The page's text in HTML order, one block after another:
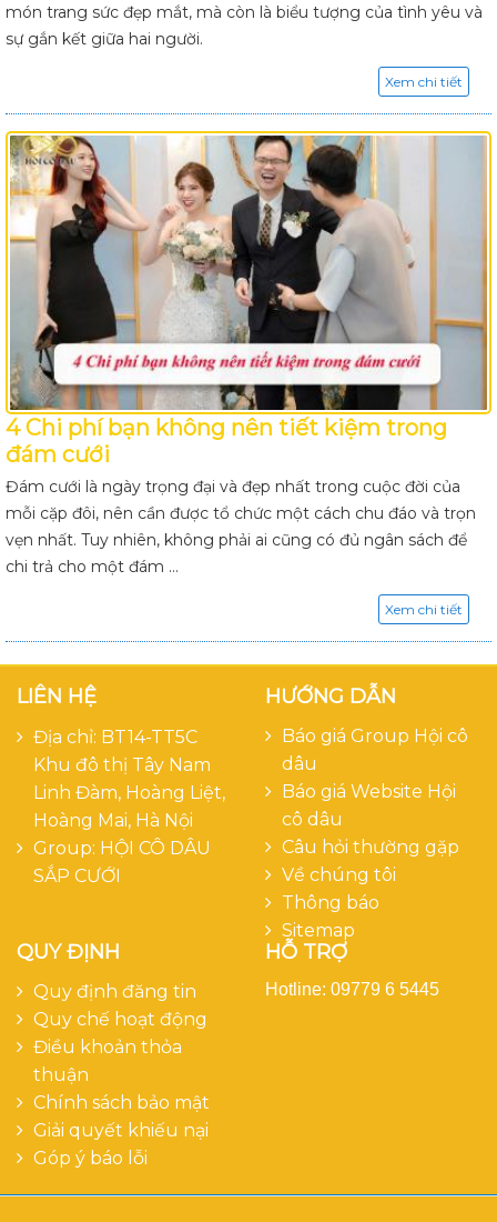
món trang sức đẹp mắt, mà còn là biểu tượng của tình yêu và
sự gắn kết giữa hai người.
Xem chi tiết
4 Chi phí bạn không nên tiết kiệm trong
đám cưới
Đám cưới là ngày trọng đại và đẹp nhất trong cuộc đời của
mỗi cặp đôi, nên cần được tổ chức một cách chu đáo và trọn
vẹn nhất. Tuy nhiên, không phải ai cũng có đủ ngân sách để
chi trả cho một đám ...
Xem chi tiết
LIÊN HỆ
Địa chỉ: BT14-TT5C
Khu đô thị Tây Nam
Linh Đàm, Hoàng Liệt,
Hoàng Mai, Hà Nội
Group: HỘI CÔ DÂU
SẮP CƯỚI
HƯỚNG DẪN
Báo giá Group Hội cô
dâu
Báo giá Website Hội
cô dâu
Câu hỏi thường gặp
Về chúng tôi
Thông báo
Sitemap
QUY ĐỊNH
Quy định đăng tin
Quy chế hoạt động
Điều khoản thỏa
thuận
Chính sách bảo mật
Giải quyết khiếu nại
Góp ý báo lỗi
HỖ TRỢ
Hotline: 09779 6 5445